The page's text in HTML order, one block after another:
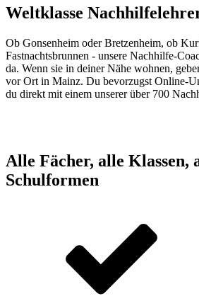
Weltklasse
Ob Gonsenheim oder Bretzenheim, ob
Fastnachtsbrunnen - unsere Nachhilfe-
da. Wenn sie in deiner Nähe wohnen,
vor Ort in Mainz. Du bevorzugst Online-
du direkt mit einem unserer über 700
Alle Fächer, alle Klassen,
Schulformen